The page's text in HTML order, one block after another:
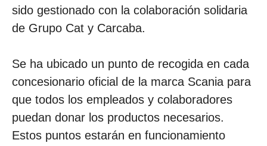
sido gestionado con la colaboración solidaria
de Grupo Cat y Carcaba.
Se ha ubicado un punto de recogida en cada
concesionario oficial de la marca Scania para
que todos los empleados y colaboradores
puedan donar los productos necesarios.
Estos puntos estarán en funcionamiento